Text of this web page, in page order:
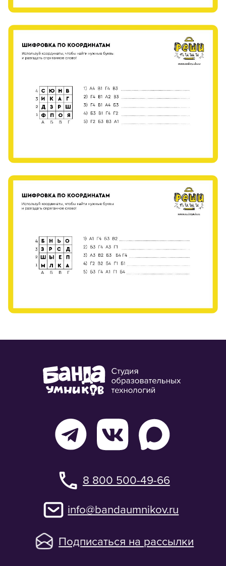
8 800 500-49-66
«Банда умников» — студия образовательных технологий
2012 — 2026
Подписаться на рассылки